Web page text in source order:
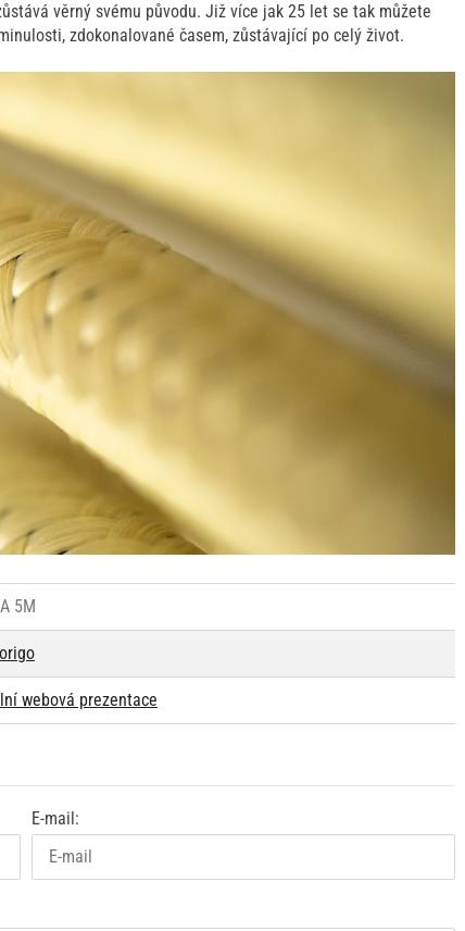
věrný svému původu. Již více jak 25 let se tak můžete
zdokonalované časem, zůstávající po celý život.
5M
webová prezentace
E-mail: